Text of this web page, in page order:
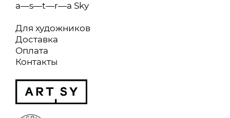
a—s—t—r—a Sky
Для художников
Доставка
Оплата
Контакты